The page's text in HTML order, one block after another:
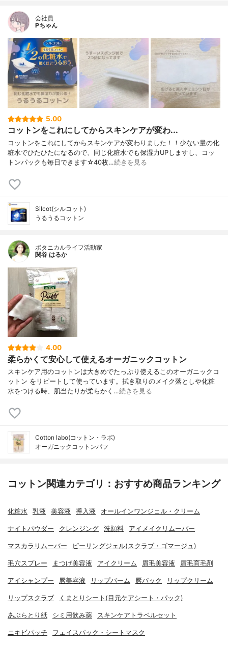
会社員
Pちゃん
5.00
コットンをこれにしてからスキンケアが変わ...
コットンをこれにしてからスキンケアが変わりました！！少ない量の化
粧水でひたひたになるので、同じ化粧水でも保湿力UPしますし、コッ
トンパックも毎日できます☆40枚…続きを見る
Silcot(シルコット)
うるうるコットン
ボタニカルライフ活動家
関谷 はるか
4.00
柔らかくて安心して使えるオーガニックコットン
スキンケア用のコットンは大きめでたっぷり使えるこのオーガニックコ
ットン をリピートして使っています。拭き取りのメイク落としや化粧
水をつける時、肌当たりが柔らかく…続きを見る
Cotton labo(コットン・ラボ)
オーガニックコットンパフ
コットン関連カテゴリ：おすすめ商品ランキング
化粧水 乳液 美容液 導入液 オールインワンジェル・クリーム
ナイトパウダー クレンジング 洗顔料 アイメイクリムーバー
マスカラリムーバー ピーリングジェル(スクラブ・ゴマージュ)
毛穴スプレー まつげ美容液 アイクリーム 眉毛美容液 眉毛育毛剤
アイシャンプー 唇美容液 リップバーム 唇パック リップクリーム
リップスクラブ くまとりシート(目元ケアシート・パック)
あぶらとり紙 シミ用飲み薬 スキンケアトラベルセット
ニキビパッチ フェイスパック・シートマスク